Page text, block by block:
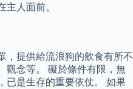
主人面前。
，提供給流浪狗的飲食有所不
觀念等。 礙於條件有限，無
已是生存的重要依仗。 如果